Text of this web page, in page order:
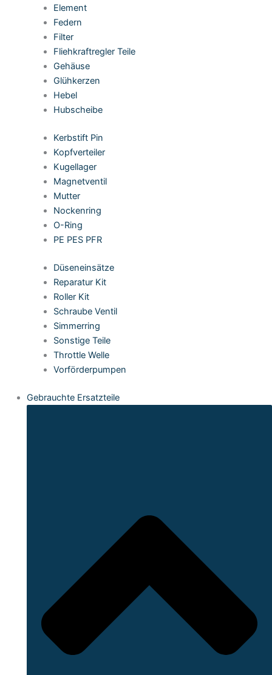
Element
Federn
Filter
Fliehkraftregler Teile
Gehäuse
Glühkerzen
Hebel
Hubscheibe
Kerbstift Pin
Kopfverteiler
Kugellager
Magnetventil
Mutter
Nockenring
O-Ring
PE PES PFR
Düseneinsätze
Reparatur Kit
Roller Kit
Schraube Ventil
Simmerring
Sonstige Teile
Throttle Welle
Vorförderpumpen
Gebrauchte Ersatzteile